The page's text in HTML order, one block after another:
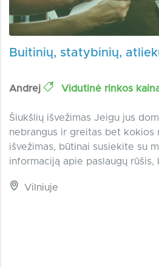
Buitinių, statybinių,
Andrej Vidutinė rinkos
Šiukšlių išvežimas Jeigu jus
nebrangus ir greitas bet kokios
išvežimas, būtinai susiekite su
informaciją apie paslaugų rūšis,
Vilniuje